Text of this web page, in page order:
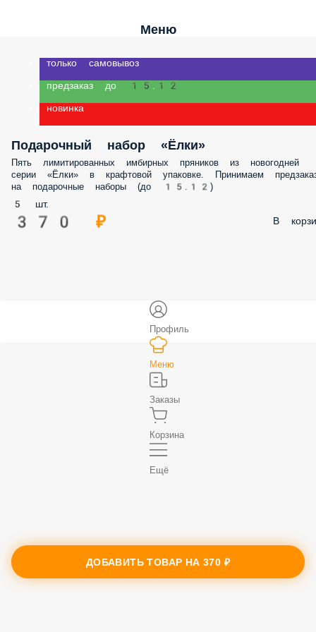
Меню
только самовывоз
предзаказ до 15.12
новинка
Подарочный набор «Ёлки»
Пять лимитированных имбирных пряников из новогодней
серии «Ёлки» в крафтовой упаковке. Принимаем
на подарочные наборы (до 15.12)
5 шт.
370 ₽ В
ДОБАВИТЬ ТОВАР НА370 ₽
Профиль
Меню
Заказы
Корзина
Ещё